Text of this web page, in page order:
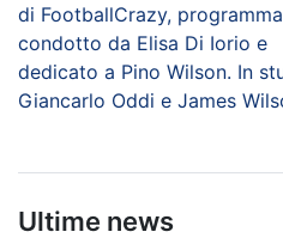
di FootballCrazy, programma
condotto da Elisa Di Iorio e
dedicato a Pino Wilson. In
Giancarlo Oddi e James
Ultime news